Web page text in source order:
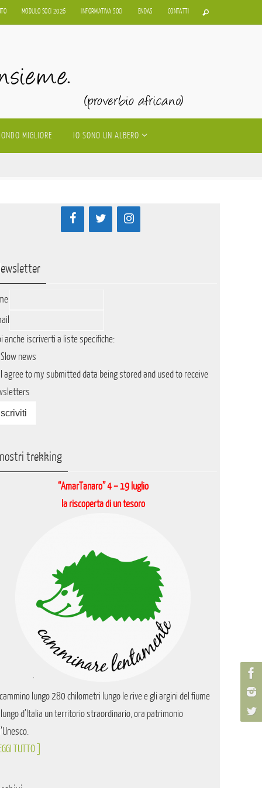
MODULO SOCI 2026 INFORMATIVA SOCI ENDAS CONTATTI
MIGLIORE IO SONO UN ALBERO
anche iscriverti a liste specifiche:
Slow news
I agree to my submitted data being stored and used to receive
I nostri trekking
“AmarTanaro” 4 – 19 luglio
la riscoperta di un tesoro
lungo 280 chilometri lungo le rive e gli argini del fiume
d’Italia un territorio straordinario, ora patrimonio
TUTTO ]